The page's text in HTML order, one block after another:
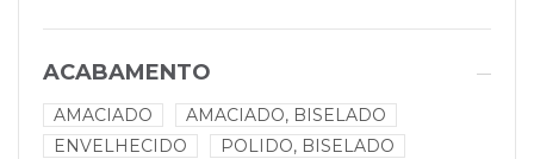
ACABAMENTO
AMACIADO
AMACIADO, BISELADO
ENVELHECIDO
POLIDO, BISELADO